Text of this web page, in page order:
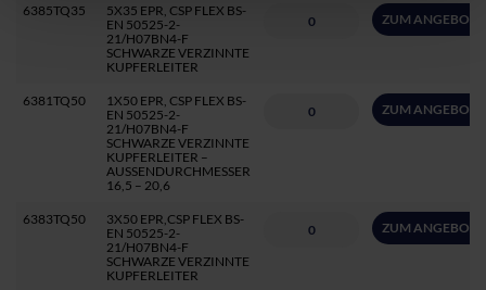
6385TQ35
5X35 EPR, CSP FLEX BS-
EN 50525-2-
21/H07BN4-F
SCHWARZE VERZINNTE
KUPFERLEITER
ZUM ANGEBOT
6381TQ50
1X50 EPR, CSP FLEX BS-
EN 50525-2-
21/H07BN4-F
SCHWARZE VERZINNTE
KUPFERLEITER –
AUSSENDURCHMESSER
16,5 – 20,6
ZUM ANGEBOT
6383TQ50
3X50 EPR,CSP FLEX BS-
EN 50525-2-
21/H07BN4-F
SCHWARZE VERZINNTE
KUPFERLEITER
ZUM ANGEBOT